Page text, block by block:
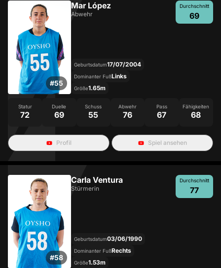
#55
Mar López
Abwehr
Durchschnitt
69
Geburtsdatum17/07/2004
Dominanter FußLinks
Größe1.65m
Statur
72
Duelle
69
Schuss
55
Abwehr
76
Pass
67
Fähigkeiten
68
Profil Spiel ansehen
#58
Carla Ventura
Stürmerin
Durchschnitt
77
Geburtsdatum03/06/1990
Dominanter FußRechts
Größe1.53m